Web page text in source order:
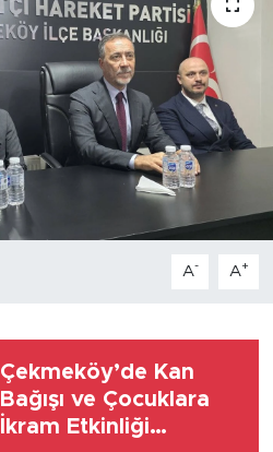
A- A+
Çekmeköy’de Kan
Bağışı ve Çocuklara
İkram Etkinliği